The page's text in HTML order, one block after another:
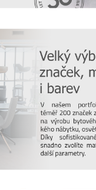
nábytku
vám nábytek sloužit co
v jeho odolnosti hraje
vás několiktipů a
a čemu se